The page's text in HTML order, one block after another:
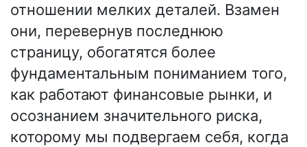
отношении мелких деталей. Взамен
они, перевернув последнюю
страницу, обогатятся более
фундаментальным пониманием того,
как работают финансовые рынки, и
осознанием значительного риска,
которому мы подвергаем себя, когда